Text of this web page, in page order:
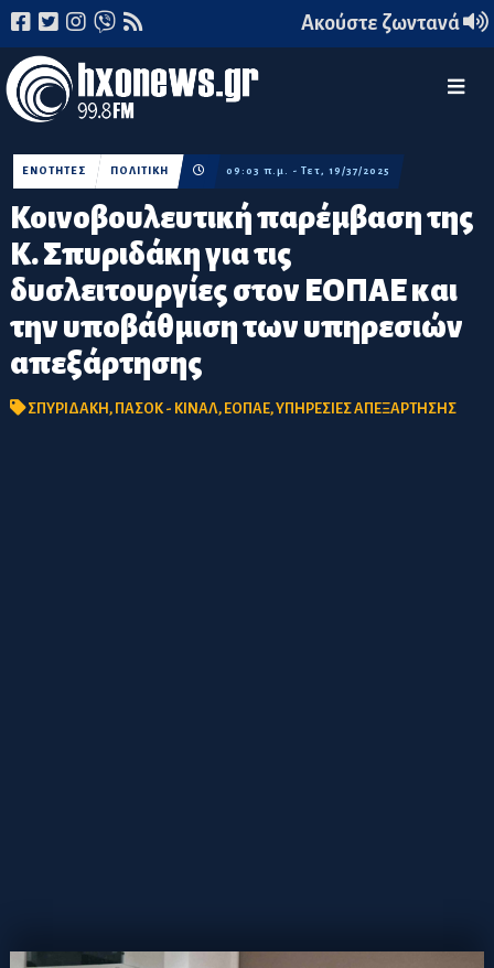
Ακούστε ζωντανά
Κοινοβουλευτική παρέμβαση της
Κ. Σπυριδάκη για τις
δυσλειτουργίες στον ΕΟΠΑΕ και
την υποβάθμιση των υπηρεσιών
απεξάρτησης
ΕΝΟΤΗΤΕΣ ΠΟΛΙΤΙΚΗ 09:03 π.μ. - Τετ, 19/37/2025
ΣΠΥΡΙΔΑΚΗ, ΠΑΣΟΚ - ΚΙΝΑΛ, ΕΟΠΑΕ,ΥΠΗΡΕΣΙΕΣ ΑΠΕΞΑΡΤΗΣΗΣ